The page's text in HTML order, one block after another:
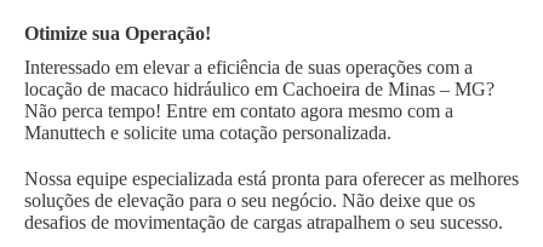
Otimize sua Operação!
Interessado em elevar a eficiência de suas operações com a
locação de macaco hidráulico em Cachoeira de Minas – MG?
Não perca tempo! Entre em contato agora mesmo com a
Manuttech e solicite uma cotação personalizada.
Nossa equipe especializada está pronta para oferecer as melhores
soluções de elevação para o seu negócio. Não deixe que os
desafios de movimentação de cargas atrapalhem o seu sucesso.